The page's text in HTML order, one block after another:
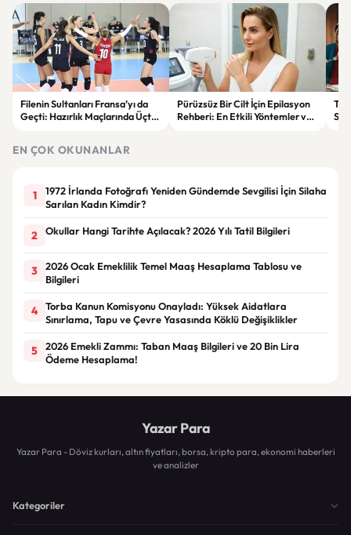
Filenin Sultanları Fransa’yı da
Geçti: Hazırlık Maçlarında Üçte
Pürüzsüz Bir Cilt İçin Epilasyon
Rehberi: En Etkili Yöntemler ve
EN ÇOK OKUNANLAR
1
1972 İrlanda Fotoğrafı Yeniden Gündemde Sevgilisi İçin Silaha
Sarılan Kadın Kimdir?
2 Okullar Hangi Tarihte Açılacak? 2026 Yılı Tatil Bilgileri
3
2026 Ocak Emeklilik Temel Maaş Hesaplama Tablosu ve
Bilgileri
4
Torba Kanun Komisyonu Onayladı: Yüksek Aidatlara
Sınırlama, Tapu ve Çevre Yasasında Köklü Değişiklikler
5
2026 Emekli Zammı: Taban Maaş Bilgileri ve 20 Bin Lira
Ödeme Hesaplama!
Yazar Para
Yazar Para - Döviz kurları, altın fiyatları, borsa, kripto para, ekonomi haberleri
ve analizler
Kategoriler